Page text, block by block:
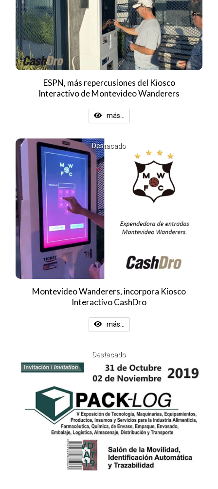
ESPN, más repercusiones del Kiosco
Interactivo de Montevideo Wanderers
más...
Destacado
Montevideo Wanderers, incorpora Kiosco
Interactivo CashDro
más...
Destacado